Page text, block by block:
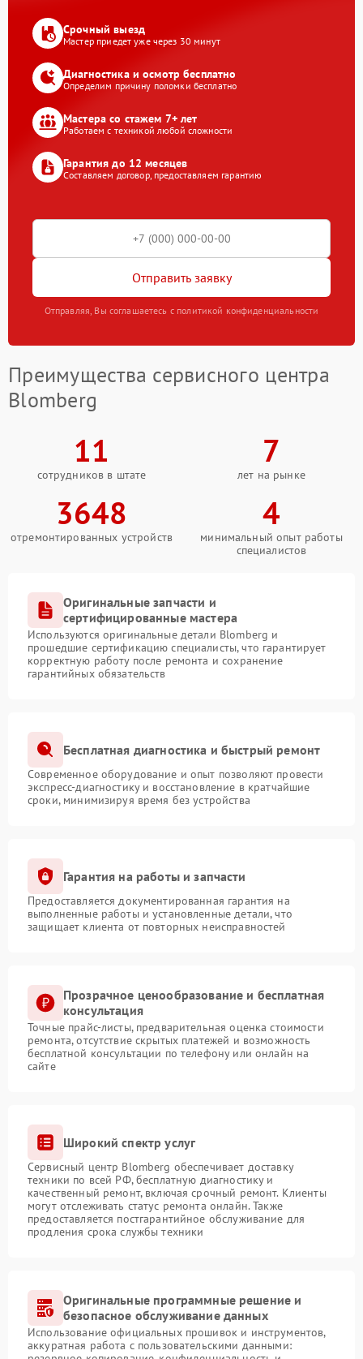
Срочный выезд
Мастер приедет уже через 30 минут
Диагностика и осмотр бесплатно
Определим причину поломки бесплатно
Мастера со стажем 7+ лет
Работаем с техникой любой сложности
Гарантия до 12 месяцев
Составляем договор, предоставляем гарантию
Отправить заявку
Отправляя, Вы соглашаетесь с политикой конфиденциальности
Преимущества сервисного центра
Blomberg
11
сотрудников в штате
7
лет на рынке
3648
отремонтированных устройств
4
минимальный опыт работы
специалистов
Оригинальные запчасти и
сертифицированные мастера
Используются оригинальные детали Blomberg и
прошедшие сертификацию специалисты, что гарантирует
корректную работу после ремонта и сохранение
гарантийных обязательств
Бесплатная диагностика и быстрый ремонт
Современное оборудование и опыт позволяют провести
экспресс-диагностику и восстановление в кратчайшие
сроки, минимизируя время без устройства
Гарантия на работы и запчасти
Предоставляется документированная гарантия на
выполненные работы и установленные детали, что
защищает клиента от повторных неисправностей
Прозрачное ценообразование и бесплатная
консультация
Точные прайс-листы, предварительная оценка стоимости
ремонта, отсутствие скрытых платежей и возможность
бесплатной консультации по телефону или онлайн на
сайте
Широкий спектр услуг
Сервисный центр Blomberg обеспечивает доставку
техники по всей РФ, бесплатную диагностику и
качественный ремонт, включая срочный ремонт. Клиенты
могут отслеживать статус ремонта онлайн. Также
предоставляется постгарантийное обслуживание для
продления срока службы техники
Оригинальные программные решение и
безопасное обслуживание данных
Использование официальных прошивок и инструментов,
аккуратная работа с пользовательскими данными: